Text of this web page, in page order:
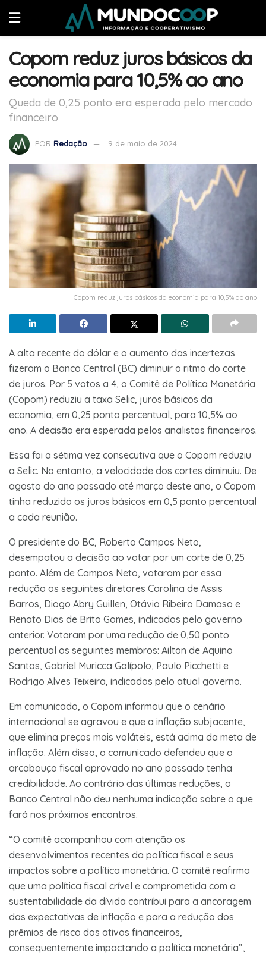
Copom reduz juros básicos da
economia para 10,5% ao ano
Queda de 0,25 ponto era esperada pelo mercado
financeiro
POR Redação 9 de maio de 2024
Copom reduz juros básicos da economia para 10,5% ao ano
A alta recente do dólar e o aumento das incertezas
fizeram o Banco Central (BC) diminuir o ritmo do corte
de juros. Por 5 votos a 4, o Comitê de Política Monetária
(Copom) reduziu a taxa Selic, juros básicos da
economia, em 0,25 ponto percentual, para 10,5% ao
ano. A decisão era esperada pelos analistas financeiros.
Essa foi a sétima vez consecutiva que o Copom reduziu
a Selic. No entanto, a velocidade dos cortes diminuiu. De
agosto do ano passado até março deste ano, o Copom
tinha reduzido os juros básicos em 0,5 ponto percentual
a cada reunião.
O presidente do BC, Roberto Campos Neto,
desempatou a decisão ao votar por um corte de 0,25
ponto. Além de Campos Neto, votaram por essa
redução os seguintes diretores Carolina de Assis
Barros, Diogo Abry Guillen, Otávio Ribeiro Damaso e
Renato Dias de Brito Gomes, indicados pelo governo
anterior. Votaram por uma redução de 0,50 ponto
percentual os seguintes membros: Ailton de Aquino
Santos, Gabriel Muricca Galípolo, Paulo Picchetti e
Rodrigo Alves Teixeira, indicados pelo atual governo.
Em comunicado, o Copom informou que o cenário
internacional se agravou e que a inflação subjacente,
que elimina preços mais voláteis, está acima da meta de
inflação. Além disso, o comunicado defendeu que o
arcabouço fiscal aprovado no ano passado tenha
credibilidade. Ao contrário das últimas reduções, o
Banco Central não deu nenhuma indicação sobre o que
fará nos próximos encontros.
“O comitê acompanhou com atenção os
desenvolvimentos recentes da política fiscal e seus
impactos sobre a política monetária. O comitê reafirma
que uma política fiscal crível e comprometida com a
sustentabilidade da dívida contribui para a ancoragem
das expectativas de inflação e para a redução dos
prêmios de risco dos ativos financeiros,
consequentemente impactando a política monetária”,